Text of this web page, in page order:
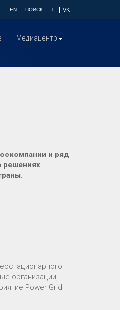
EN ПОИСК T VK
Медиацентр
и ряд
решениях
организации,
Power Grid